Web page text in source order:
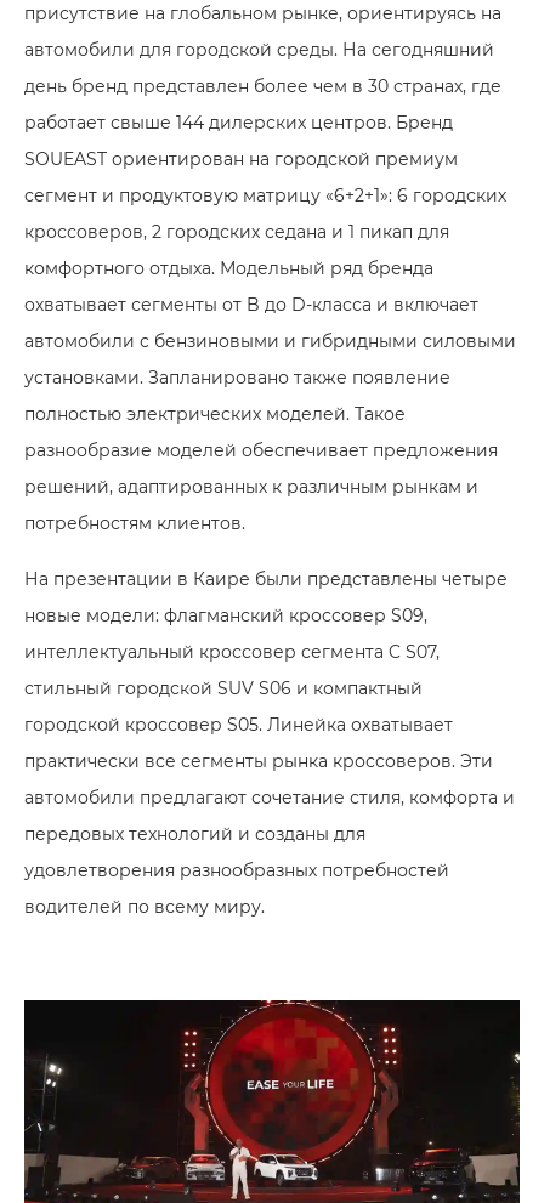
присутствие на глобальном рынке, ориентируясь на
автомобили для городской среды. На сегодняшний
день бренд представлен более чем в 30 странах, где
работает свыше 144 дилерских центров. Бренд
SOUEAST ориентирован на городской премиум
сегмент и продуктовую матрицу «6+2+1»: 6 городских
кроссоверов, 2 городских седана и 1 пикап для
комфортного отдыха. Модельный ряд бренда
охватывает сегменты от B до D-класса и включает
автомобили с бензиновыми и гибридными силовыми
установками. Запланировано также появление
полностью электрических моделей. Такое
разнообразие моделей обеспечивает предложения
решений, адаптированных к различным рынкам и
потребностям клиентов.
На презентации в Каире были представлены четыре
новые модели: флагманский кроссовер S09,
интеллектуальный кроссовер сегмента C S07,
стильный городской SUV S06 и компактный
городской кроссовер S05. Линейка охватывает
практически все сегменты рынка кроссоверов. Эти
автомобили предлагают сочетание стиля, комфорта и
передовых технологий и созданы для
удовлетворения разнообразных потребностей
водителей по всему миру.